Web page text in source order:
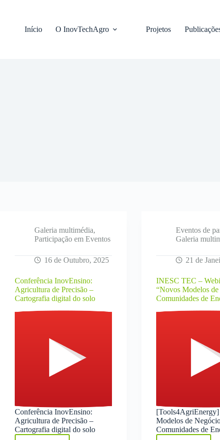
conteúdoInício O InovTechAgro Projetos
Galeria multimédia,
Participação em Eventos
16 de Outubro, 2025
Conferência InovEnsino:
Agricultura de Precisão –
Cartografia digital do solo
Conferência InovEnsino:
Agricultura de Precisão –
Cartografia digital do solo
Eventos de
Galeria
21 de
INESC TEC –
“Novos Modelos
Comunidades de
Modelos de
Comunidades de